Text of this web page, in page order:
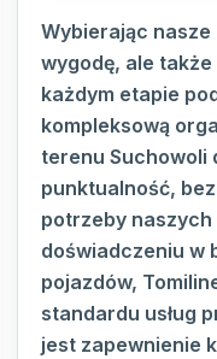
Wybierając
wygodę, ale
każdym etapie
kompleksową
terenu Suchowoli
punktualność,
potrzeby naszych
doświadczeniu w
pojazdów,
standardu usług
jest zapewnienie